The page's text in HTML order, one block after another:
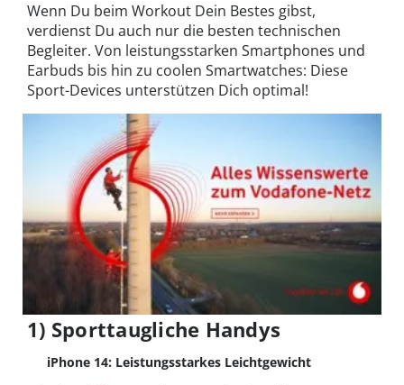
Wenn Du beim Workout Dein Bestes gibst,
verdienst Du auch nur die besten technischen
Begleiter. Von leistungsstarken Smartphones und
Earbuds bis hin zu coolen Smartwatches: Diese
Sport-Devices unterstützen Dich optimal!
1) Sporttaugliche Handys
iPhone 14: Leistungsstarkes Leichtgewicht